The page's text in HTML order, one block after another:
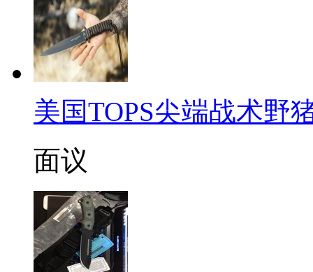
美国TOPS尖端战术野
面议